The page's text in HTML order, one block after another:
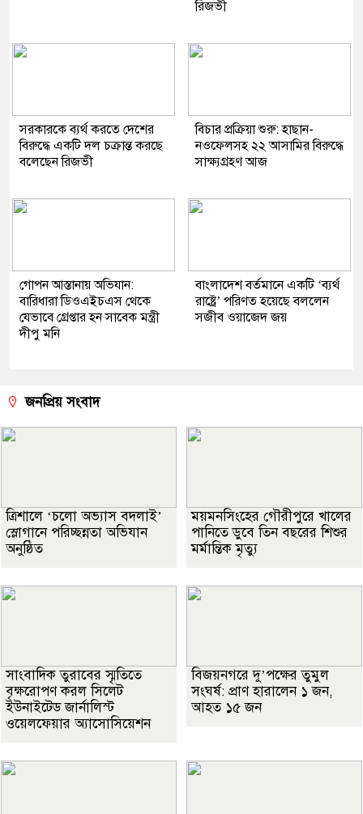
রিজভী
সরকারকে ব্যর্থ করতে দেশের
বিরুদ্ধে একটি দল চক্রান্ত করছে
বলেছেন রিজভী
বিচার প্রক্রিয়া শুরু: হাছান-
নওফেলসহ ২২ আসামির বিরুদ্ধে
সাক্ষ্যগ্রহণ আজ
গোপন আস্তানায় অভিযান:
বারিধারা ডিওএইচএস থেকে
যেভাবে গ্রেপ্তার হন সাবেক মন্ত্রী
দীপু মনি
বাংলাদেশ বর্তমানে একটি ‘ব্যর্থ
রাষ্ট্রে’ পরিণত হয়েছে বললেন
সজীব ওয়াজেদ জয়
জনপ্রিয় সংবাদ
‎ত্রিশালে ‘চলো অভ্যাস বদলাই’
স্লোগানে পরিচ্ছন্নতা অভিযান
অনুষ্ঠিত
ময়মনসিংহের গৌরীপুরে খালের
পানিতে ডুবে তিন বছরের শিশুর
মর্মান্তিক মৃত্যু
সাংবাদিক তুরাবের স্মৃতিতে
বৃক্ষরোপণ করল সিলেট
ইউনাইটেড জার্নালিস্ট
ওয়েলফেয়ার অ্যাসোসিয়েশন
বিজয়নগরে দু’পক্ষের তুমুল
সংঘর্ষ: প্রাণ হারালেন ১ জন,
আহত ১৫ জন